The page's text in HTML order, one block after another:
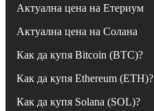
Актуална цена на Етериум
Актуална цена на Солана
Как да купя Bitcoin (BTC)?
Как да купя Ethereum (ETH)?
Как да купя Solana (SOL)?